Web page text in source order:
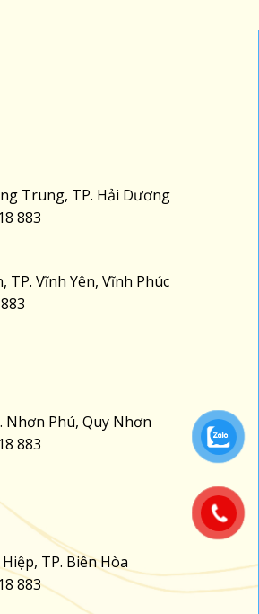
Trung, TP. Hải Dương
883
TP. Vĩnh Yên, Vĩnh Phúc
Nhơn Phú, Quy Nhơn
883
TP. Biên Hòa
883